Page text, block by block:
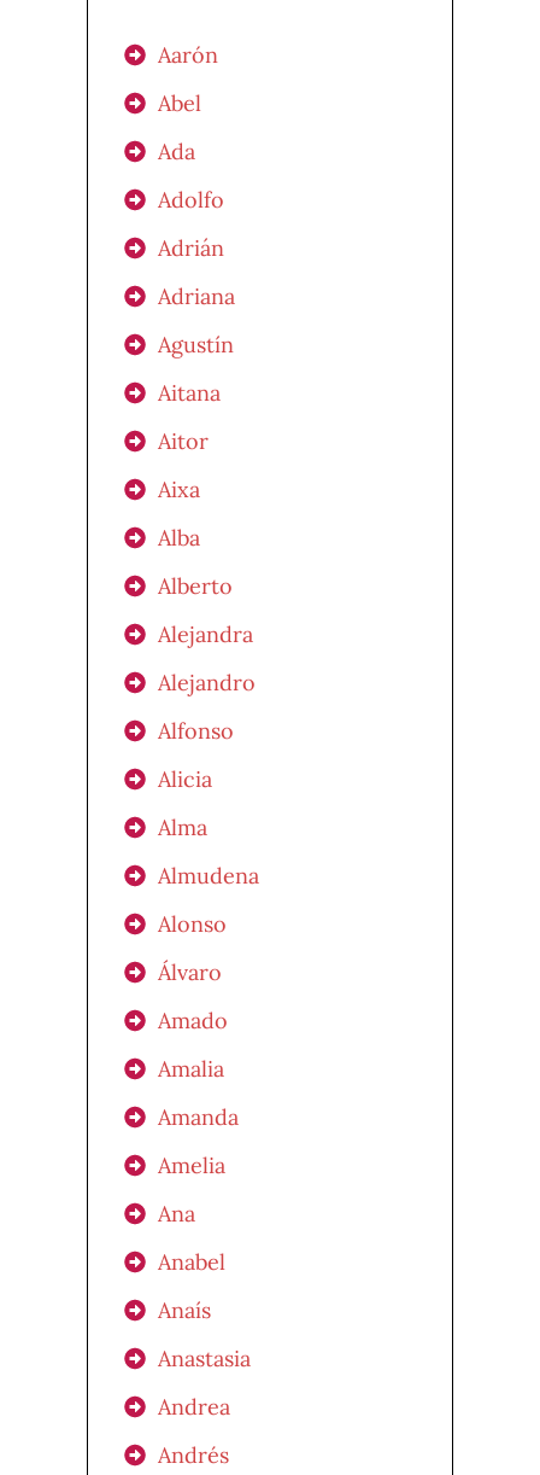
Aarón
Abel
Ada
Adolfo
Adrián
Adriana
Agustín
Aitana
Aitor
Aixa
Alba
Alberto
Alejandra
Alejandro
Alfonso
Alicia
Alma
Almudena
Alonso
Álvaro
Amado
Amalia
Amanda
Amelia
Ana
Anabel
Anaís
Anastasia
Andrea
Andrés